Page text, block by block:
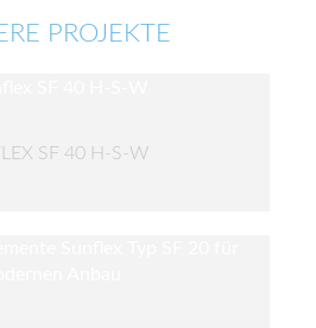
PROJEKTE
SF 40 H-S-W